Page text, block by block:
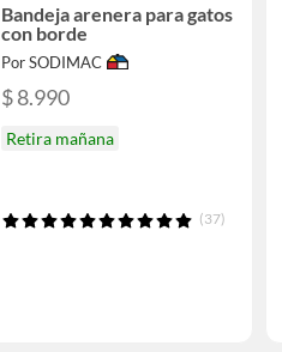
Bandeja arenera para gatos
con borde
Por SODIMAC
$ 8.990
Retira mañana
(37)